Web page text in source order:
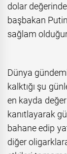
dolar
başbakan
sağlam
Dünya
kalktığı şu
en kayda
kanıtlayarak
bahane edip
diğer